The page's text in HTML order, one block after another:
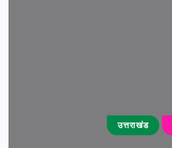
उत्तराखंड